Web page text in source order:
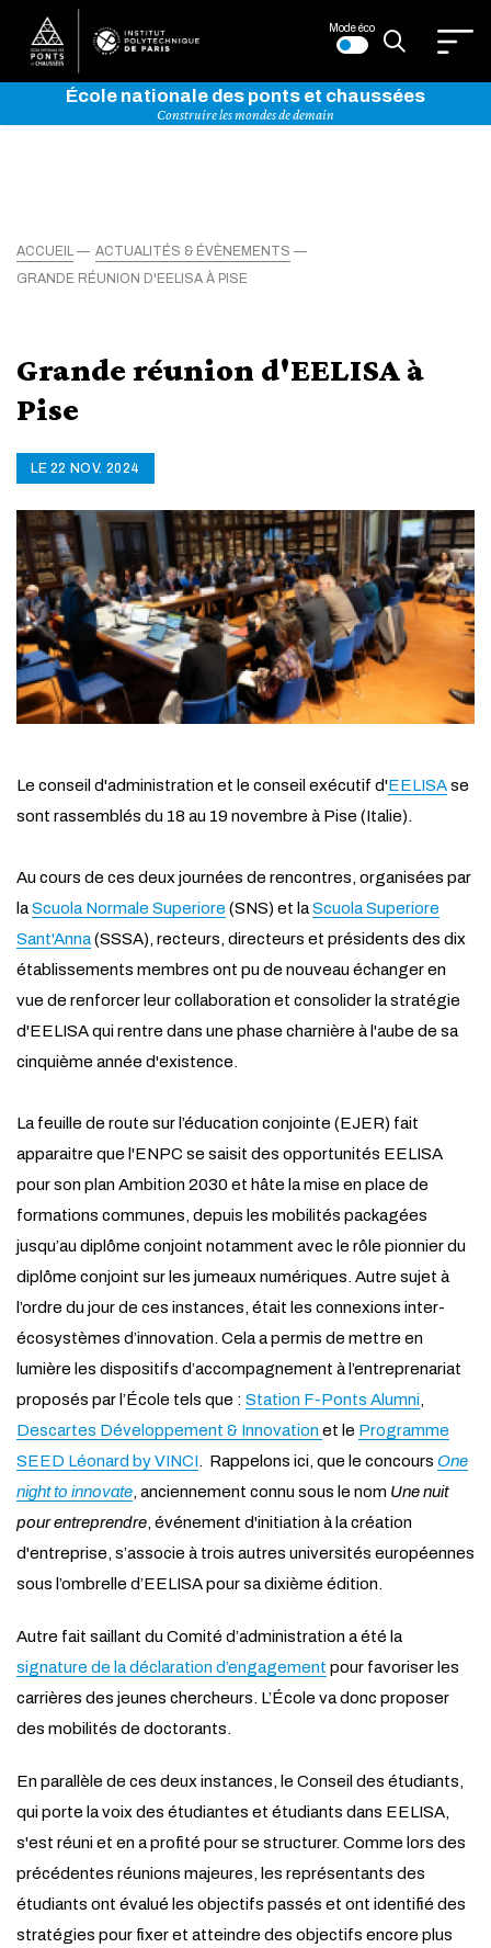
Mode éco
École nationale des ponts et chaussées
Construire les mondes de demain
ACCUEIL
ACTUALITÉS & ÉVÈNEMENTS
GRANDE RÉUNION D'EELISA À PISE
Grande réunion d'EELISA à
Pise
LE 22 NOV. 2024
Le conseil d'administration et le conseil exécutif d'EELISAse
sont rassemblés du 18 au 19 novembre à Pise (Italie).
Au cours de ces deux journées de rencontres, organisées par
laScuola Normale Superiore (SNS) et laScuola Superiore
Sant'Anna(SSSA), recteurs, directeurs et présidents des dix
établissements membres ont pu de nouveau échanger en
vue de renforcer leur collaboration et consolider la stratégie
d'EELISA qui rentre dans une phase charnière à l'aube de sa
cinquième année d'existence.
La feuille de route sur l’éducation conjointe (EJER) fait
apparaitre que l'ENPC se saisit des opportunités EELISA
pour son plan Ambition 2030 et hâte la mise en place de
formations communes, depuis les mobilités packagées
jusqu’au diplôme conjoint notamment avec le rôle pionnier du
diplôme conjoint sur les jumeaux numériques. Autre sujet à
l’ordre du jour de ces instances, était les connexions inter-
écosystèmes d’innovation. Cela a permis de mettre en
lumière les dispositifs d’accompagnement à l’entreprenariat
proposés par l’École tels que : Station F-Ponts Alumni,
Descartes Développement & Innovation et le Programme
SEED Léonard by VINCI. Rappelons ici, que le concours One
night to innovate, anciennement connu sous le nom Une nuit
pour entreprendre, événement d'initiation à la création
d'entreprise, s’associe à trois autres universités européennes
sous l’ombrelle d’EELISA pour sa dixième édition.
Autre fait saillant du Comité d’administration a été la
signature de la déclaration d’engagement pour favoriser les
carrières des jeunes chercheurs. L’École va donc proposer
des mobilités de doctorants.
En parallèle de ces deux instances, le Conseil des étudiants,
qui porte la voix des étudiantes et étudiants dans EELISA,
s'est réuni et en a profité pour se structurer. Comme lors des
précédentes réunions majeures, les représentants des
étudiants ont évalué les objectifs passés et ont identifié des
stratégies pour fixer et atteindre des objectifs encore plus